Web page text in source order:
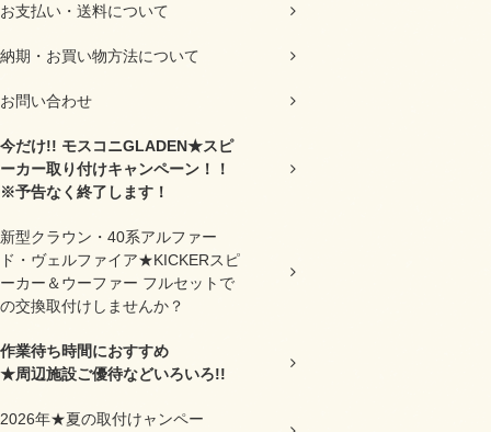
お支払い・送料について
納期・お買い物方法について
お問い合わせ
今だけ!! モスコニGLADEN★スピ
ーカー取り付けキャンペーン！！
※予告なく終了します！
新型クラウン・40系アルファー
ド・ヴェルファイア★KICKERスピ
ーカー＆ウーファー フルセットで
の交換取付けしませんか？
作業待ち時間におすすめ
★周辺施設ご優待などいろいろ!!
2026年★夏の取付けャンペー